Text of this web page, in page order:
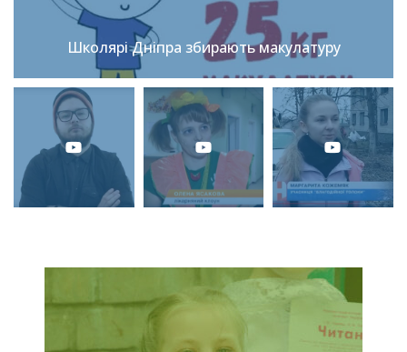
Школярі Дніпра збирають макулатуру